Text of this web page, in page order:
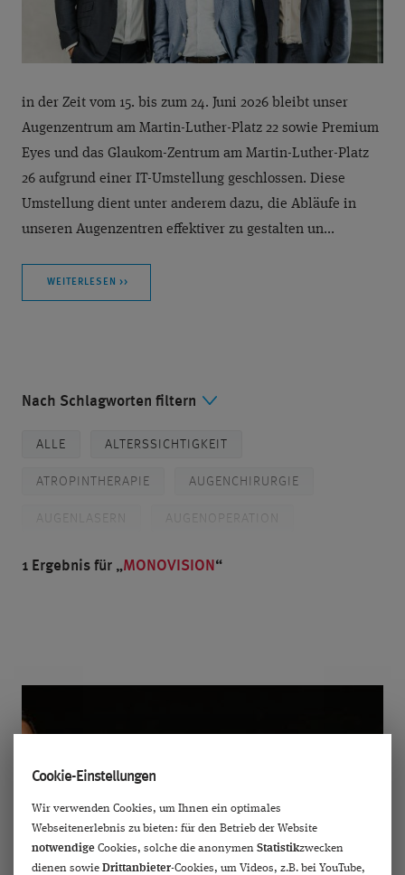
in der Zeit vom 15. bis zum 24. Juni 2026 bleibt unser
Augenzentrum am Martin-Luther-Platz 22 sowie Premium
Eyes und das Glaukom-Zentrum am Martin-Luther-Platz
26 aufgrund einer IT-Umstellung geschlossen. Diese
Umstellung dient unter anderem dazu, die Abläufe in
unseren Augenzentren effektiver zu gestalten un...
WEITERLESEN >>
Nach Schlagworten filtern
ALLE ALTERSSICHTIGKEIT
ATROPINTHERAPIE AUGENCHIRURGIE
AUGENOPERATION
AUSZEICHNUNGEN BLENDED VISION
FEMTOSEKUNDENLASER
GLASKÖRPER GLASKÖRPERTRÜBUNGEN
GLAUKOM GRAUER STAR
1 Ergebnis für MONOVISION
Cookie-Einstellungen
Wir verwenden Cookies, um Ihnen ein optimales
Webseitenerlebnis zu bieten: für den Betrieb der Website
notwendige Cookies, solche die anonymen Statistikzwecken
dienen sowie Drittanbieter-Cookies, um Videos, z.B. bei YouTube,